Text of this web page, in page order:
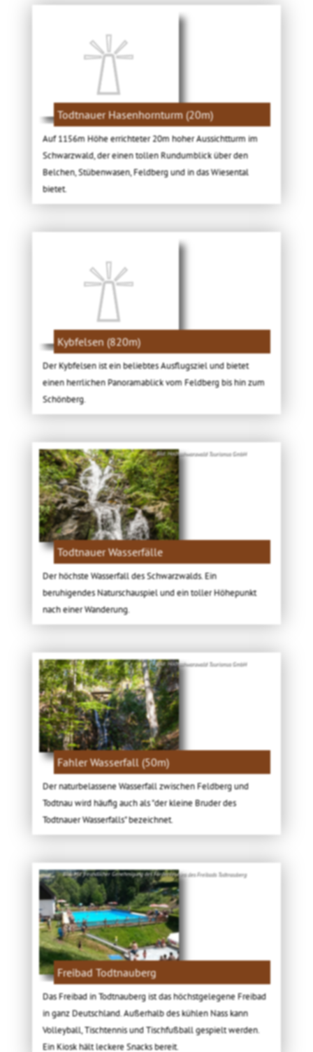
Todtnauer Hasenhornturm (20m)
Auf 1156m Höhe errichteter 20m hoher Aussichtturm im
Schwarzwald, der einen tollen Rundumblick über den
Belchen, Stübenwasen, Feldberg und in das Wiesental
bietet.
Kybfelsen (820m)
Der Kybfelsen ist ein beliebtes Ausflugsziel und bietet
einen herrlichen Panoramablick vom Feldberg bis hin zum
Schönberg.
Bild: Hochschwarzwald Tourismus GmbH
Todtnauer Wasserfälle
Der höchste Wasserfall des Schwarzwalds. Ein
beruhigendes Naturschauspiel und ein toller Höhepunkt
nach einer Wanderung.
Bild: Hochschwarzwald Tourismus GmbH
Fahler Wasserfall (50m)
Der naturbelassene Wasserfall zwischen Feldberg und
Todtnau wird häufig auch als "der kleine Bruder des
Todtnauer Wasserfalls" bezeichnet.
Bild: Mit freundlicher Genehmigung des Fördervereins des Freibads Todtnauberg
Freibad Todtnauberg
Das Freibad in Todtnauberg ist das höchstgelegene Freibad
in ganz Deutschland. Außerhalb des kühlen Nass kann
Volleyball, Tischtennis und Tischfußball gespielt werden.
Ein Kiosk hält leckere Snacks bereit.